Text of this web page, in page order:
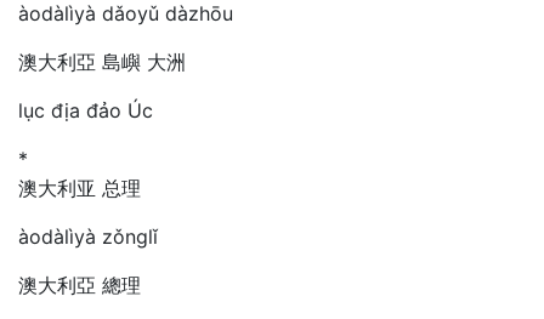
àodàlìyà dǎoyǔ dàzhōu
澳大利亞 島嶼 大洲
lục địa đảo Úc
*
澳大利亚 总理
àodàlìyà zǒnglǐ
澳大利亞 總理